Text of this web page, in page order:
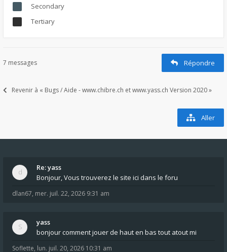
Secondary
Tertiary
7 messages Répondre
Revenir à « Bugs / Aide - www.chibre.ch et www.yass.ch Version 2020 »
Aller
Re: yass
Bonjour, Vous trouverez le site ici dans le foru
dlan67, mer. juil. 22, 2026 9:31 am
yass
bonjour comment jouer de haut en bas tout atout mi
Soflette, lun. juil. 20, 2026 10:31 am